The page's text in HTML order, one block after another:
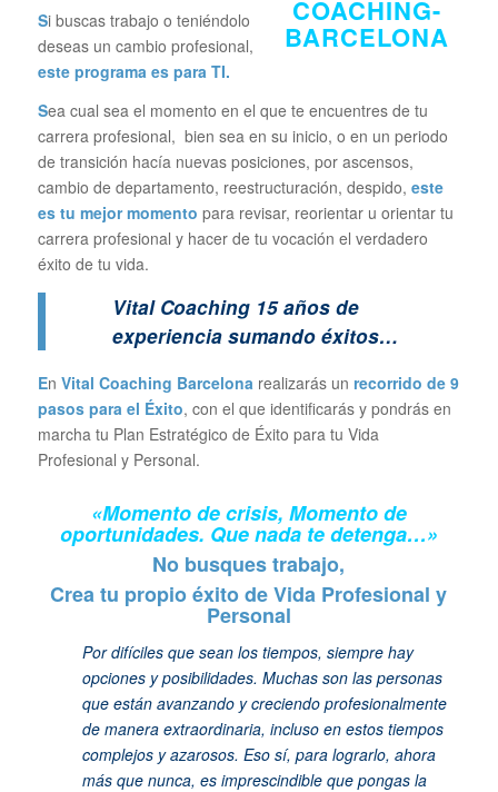
Si buscas trabajo o teniéndolo
deseas un cambio profesional,
este programa es para TI.
Sea cual sea el momento en el que te encuentres de tu
carrera profesional, bien sea en su inicio, o en un periodo
de transición hacía nuevas posiciones, por ascensos,
cambio de departamento, reestructuración, despido, este
es tu mejor momento para revisar, reorientar u orientar tu
carrera profesional y hacer de tu vocación el verdadero
éxito de tu vida.
Vital Coaching 15 años de
experiencia sumando éxitos…
En Vital Coaching Barcelona realizarás un recorrido de 9
pasos para el Éxito, con el que identificarás y pondrás en
marcha tu Plan Estratégico de Éxito para tu Vida
Profesional y Personal.
«Momento de crisis, Momento de
oportunidades. Que nada te detenga…»
No busques trabajo,
Crea tu propio éxito de Vida Profesional y
Personal
Por difíciles que sean los tiempos, siempre hay
opciones y posibilidades. Muchas son las personas
que están avanzando y creciendo profesionalmente
de manera extraordinaria, incluso en estos tiempos
complejos y azarosos. Eso sí, para lograrlo, ahora
más que nunca, es imprescindible que pongas la